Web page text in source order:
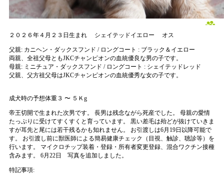
２０２６年４月２３日生まれ シェイテッドイエロー オス
父親: カニヘン・ダックスフンド / ロングコート : ブラック＆イエロー
両親、全祖父母ともJKCチャンピオンの血統優良な男の子です。
母親: ミニチュア・ダックスフンド / ロングコート : シェイテッドレッド
父親、父方祖父母はJKCチャンピオンの血統優秀な女の子です。
成犬時の予想体重３ 〜 ５Ｋg
帝王切開で生まれた次男です。 長男は残念ながら死産でした。 母親の愛情
たっぷりに受けてすくすくと育っています。 黒い差毛は殆どが抜けていきま
すが耳先と尾には若干残るかも知れません。 お引渡しは6月19日以降可能で
す。 お引渡し前に獣医師による簡易健康チェック（目視、触診、聴診等）を
行います。 マイクロチップ装着・登録・所有者変更登録、混合ワクチン接種
含みます。 6月22日 写真を追加しました。
特記事項: